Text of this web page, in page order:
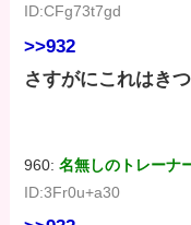
ID:CFg73t7gd
>>932
さすがにこれはき
960:名無しのトレーナ
ID:3Fr0u+a30